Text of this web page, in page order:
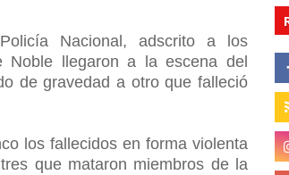
Nacional, adscrito a los
Noble llegaron a la escena del
de gravedad a otro que falleció
los fallecidos en forma violenta
que mataron miembros de la